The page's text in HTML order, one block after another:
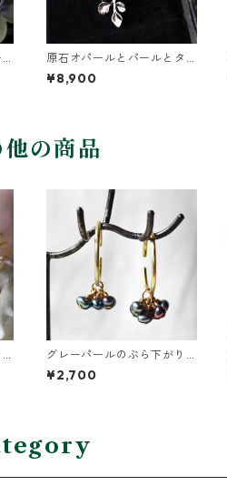
原石オパールとパールとタ
ネツケバナの葉ピアス
¥8,900
他の商品
グレーパールのぶら下がり
イヤーカフ
¥2,700